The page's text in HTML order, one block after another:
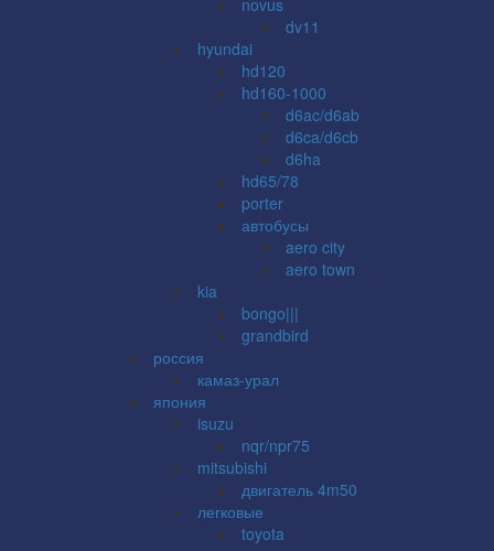
dv11
hyundai
hd120
hd160-1000
d6ac/d6ab
d6ca/d6cb
d6ha
hd65/78
porter
автобусы
aero city
aero town
kia
bongo|||
grandbird
россия
камаз-урал
япония
isuzu
nqr/npr75
mitsubishi
двигатель 4m50
легковые
toyota